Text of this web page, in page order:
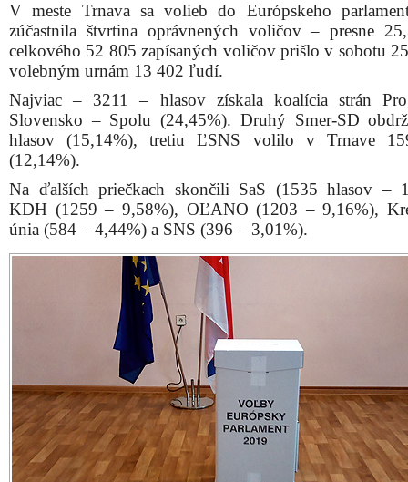
V meste Trnava sa volieb do Európskeho
zúčastnila štvrtina oprávnených voličov – presne
celkového 52 805 zapísaných voličov prišlo v sobotu
volebným urnám 13 402 ľudí.
Najviac – 3211 – hlasov získala koalícia strán
Slovensko – Spolu (24,45%). Druhý Smer-SD
hlasov (15,14%), tretiu ĽSNS volilo v Trnave
(12,14%).
Na ďalších priečkach skončili SaS (1535 hlasov –
KDH (1259 – 9,58%), OĽANO (1203 – 9,16%),
únia (584 – 4,44%) a SNS (396 – 3,01%).